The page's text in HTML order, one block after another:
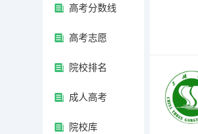
高考分数线
高考志愿
院校排名
成人高考
院校库